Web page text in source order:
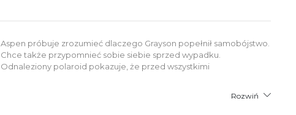
Aspen próbuje zrozumieć dlaczego Grayson popełnił samobójstwo.
Chce także przypomnieć sobie siebie sprzed wypadku.
Odnaleziony polaroid pokazuje, że przed wszystkimi
Rozwiń